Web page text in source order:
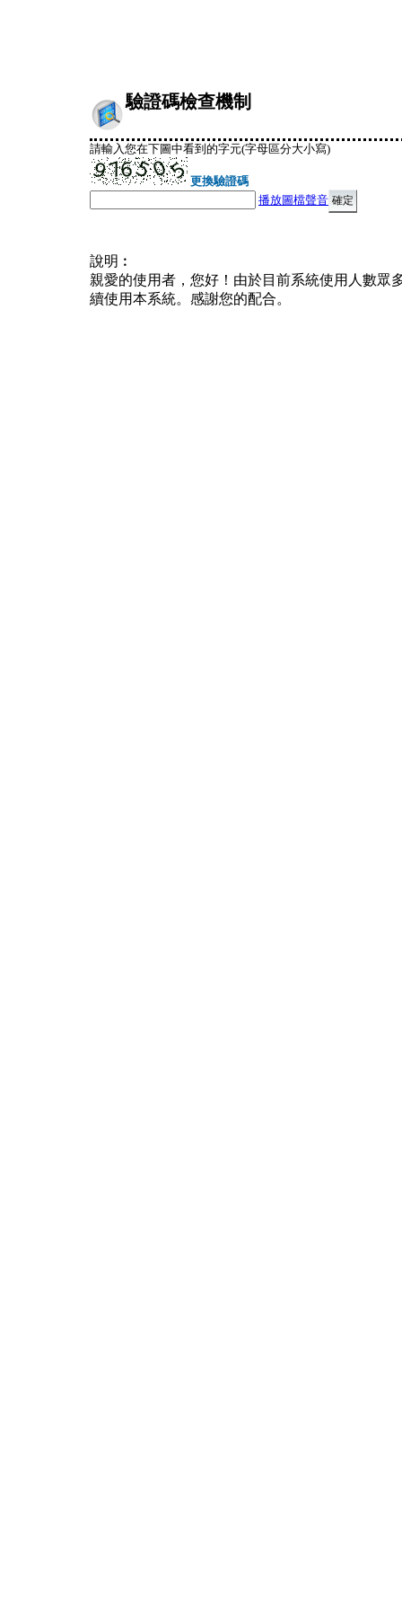
驗證碼檢查機制
請輸入您在下圖中看到的字元(字母區分大小寫)
更換驗證碼
播放圖檔聲音
說明︰
親愛的使用者，您好！由於目前系統使用人數眾
續使用本系統。感謝您的配合。